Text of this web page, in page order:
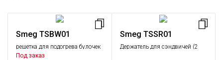
Smeg TSBW01
решетка для подогрева булочек
(1 шт.)
Под заказ
Smeg TSSR01
Держатель для сэндвичей (2